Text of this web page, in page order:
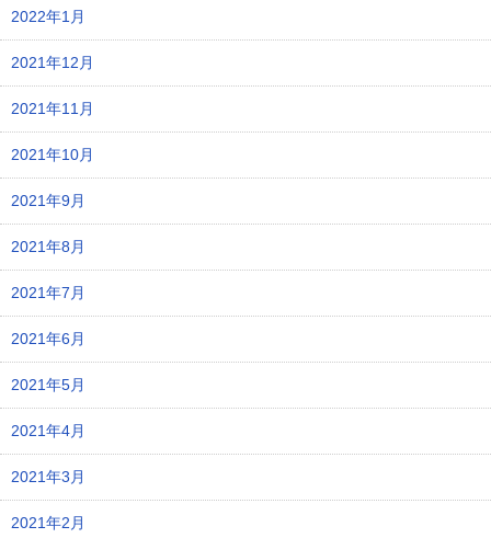
2022年1月
2021年12月
2021年11月
2021年10月
2021年9月
2021年8月
2021年7月
2021年6月
2021年5月
2021年4月
2021年3月
2021年2月